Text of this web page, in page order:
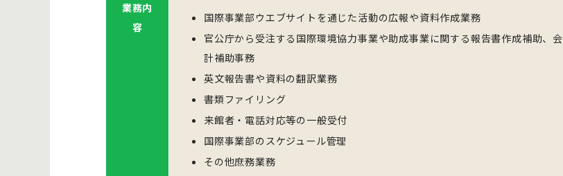
業務内
容
国際事業部ウエブサイトを通じた活動の広報や資料作成業務
官公庁から受注する国際環境協力事業や助成事業に関する報告書作成補助、会
計補助事務
英文報告書や資料の翻訳業務
書類ファイリング
来館者・電話対応等の一般受付
国際事業部のスケジュール管理
その他庶務業務